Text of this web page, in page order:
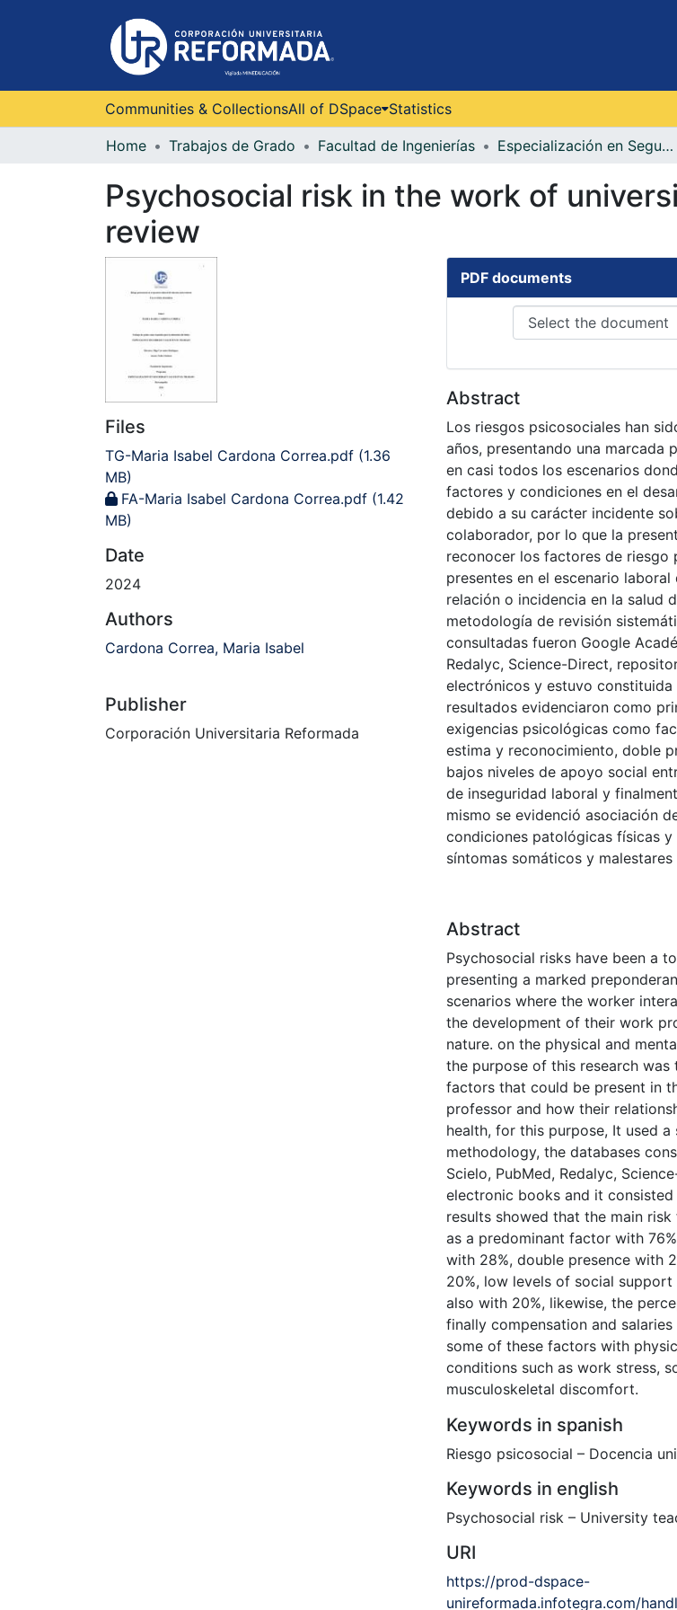
Communities & CollectionsAll of DSpace Statistics
Home Trabajos de Grado Facultad de Ingenierías Especialización en Seguridad y Salud en el Trabajo
Psychosocial risk in the work of
review
Files
TG-Maria Isabel Cardona Correa.pdf (1.36
MB)
FA-Maria Isabel Cardona Correa.pdf (1.42
MB)
Date
2024
Authors
Cardona Correa, Maria Isabel
Publisher
Corporación Universitaria Reformada
PDF documents
Abstract
Los riesgos psicosociales han
años, presentando una marcada
en casi todos los escenarios
factores y condiciones en el
debido a su carácter incidente
colaborador, por lo que la
reconocer los factores de riesgo
presentes en el escenario
relación o incidencia en la salud
metodología de revisión
consultadas fueron Google
Redalyc, Science-Direct,
electrónicos y estuvo
resultados evidenciaron como
exigencias psicológicas como
estima y reconocimiento, doble
bajos niveles de apoyo social
de inseguridad laboral y
mismo se evidenció asociación
condiciones patológicas físicas
síntomas somáticos y
Abstract
Psychosocial risks have been a
presenting a marked
scenarios where the worker
the development of their work
nature. on the physical and
the purpose of this research
factors that could be present in
professor and how their
health, for this purpose, It used
methodology, the databases
Scielo, PubMed, Redalyc,
electronic books and it
results showed that the main
as a predominant factor with
with 28%, double presence with
20%, low levels of social
also with 20%, likewise, the
finally compensation and
some of these factors with
conditions such as work stress,
musculoskeletal discomfort.
Keywords in spanish
Riesgo psicosocial – Docencia
Keywords in english
Psychosocial risk – University
URI
https://prod-dspace-
unireformada.infotegra.com/